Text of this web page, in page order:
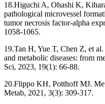
18.Higuchi A, Ohashi K,
pathological microvessel
tumor necrosis factor-alpha
1058-1065.
19.Tan H, Yue T, Chen Z, et
and metabolic diseases: from
Sci, 2023, 19(1): 66-88.
20.Flippo KH, Potthoff MJ.
Metab, 2021, 3(3): 309-317.